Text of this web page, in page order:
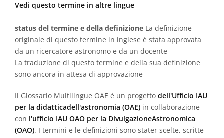
Vedi questo termine in altre lingue
status del termine e della definizione La definizione
originale di questo termine in inglese é stata approvata
da un ricercatore astronomo e da un docente
La traduzione di questo termine e della sua definizione
sono ancora in attesa di approvazione
Il Glossario Multilingue OAE é un progetto dell'Ufficio IAU
per la didatticadell'astronomia (OAE) in collaborazione
con l'ufficio IAU OAO per la DivulgazioneAstronomica
(OAO). I termini e le definizioni sono stater scelte, scritte